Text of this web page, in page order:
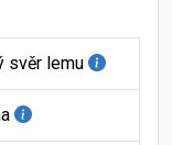
svěr lemu